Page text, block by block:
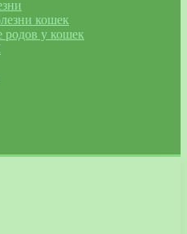
кошек
родов у кошек